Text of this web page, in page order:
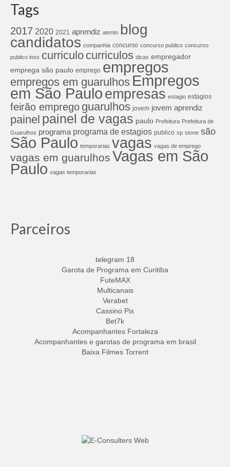
Tags
2017 2020 2021 aprendiz atento blog
candidatos companhia concurso concurso publico concurso
publico inss curriculo curriculos dicas empregador
emprega são paulo emprego empregos
empregos em guarulhos Empregos
em São Pauloempresas estagio estagios
feirão emprego guarulhos jovem jovem aprendiz
painel painel de vagas paulo Prefeitura Prefeitura de
Guarulhos programa programa de estagios publico sp stone são
São Paulo temporarias vagas vagas de emprego
vagas em guarulhos Vagas em São
Paulo vagas temporarias
Parceiros
telegram 18
Garota de Programa em Curitiba
FuteMAX
Multicanais
Verabet
Cassino Pix
Bet7k
Acompanhantes Fortaleza
Acompanhantes e garotas de programa em brasil
Baixa Filmes Torrent